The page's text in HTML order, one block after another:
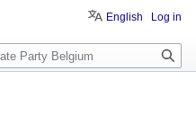
English Log in